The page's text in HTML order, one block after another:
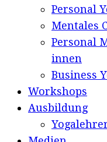
Personal
Mentales
Personal
innen
Business
Workshops
Ausbildung